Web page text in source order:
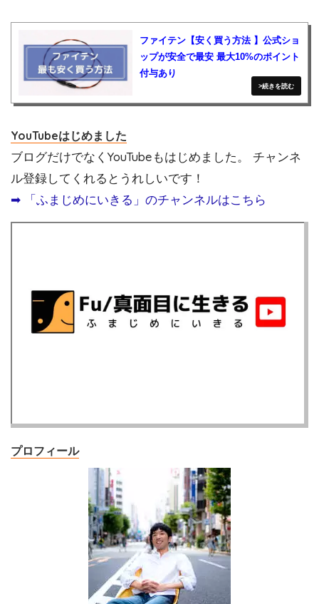
ファイテン【安く買う方法 】公式ショ
ップが安全で最安 最大10%のポイント
付与あり
YouTubeはじめました
ブログだけでなくYouTubeもはじめました。 チャンネ
ル登録してくれるとうれしいです！
➡︎ 「ふまじめにいきる」のチャンネルはこちら
プロフィール